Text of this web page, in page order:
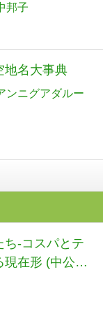
邦子
地名大事典
ンニグアダルー
ち-コスパとテ
現在形 (中公新